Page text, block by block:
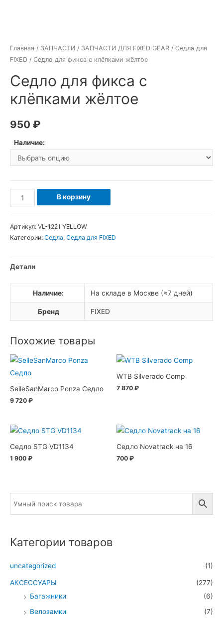
Главная / ЗАПЧАСТИ / ЗАПЧАСТИ ДЛЯ FIXED GEAR / Седла для
FIXED / Седло для фикса с клёпками жёлтое
Седло для фикса с
клёпками жёлтое
950 ₽
Наличие:
Количество
товара
для
клёпками
жёлтое
В корзину
Артикул: VL-1221 YELLOW
Категории: Седла, Седла для FIXED
Детали
Наличие: На складе в Москве (≈7 дней)
Бренд FIXED
Похожие товары
SelleSanMarco Ponza Седло
9 720 ₽
WTB Silverado Comp
7 870 ₽
Седло STG VD1134
1 900 ₽
Седло Novatrack на 16
700 ₽
Категории товаров
uncategorized (1)
АКСЕССУАРЫ
(277)
Багажники
(6)
Велозамки
(7)